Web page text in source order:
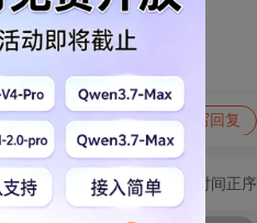
写回复
切换为时间正序